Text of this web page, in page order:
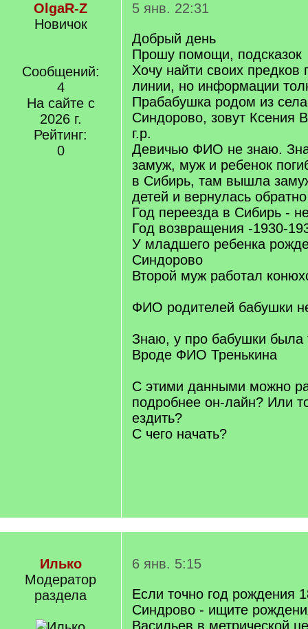
OlgaR-Z
Новичок
Сообщений:
4
На сайте с
2026 г.
Рейтинг:
0
5 янв. 22:31
Добрый день
Прошу помощи, подсказок
Хочу найти своих предков
линии, но информации
Прабабушка родом из
Синдорово, зовут Ксения
г.р.
Девичью ФИО не знаю.
замуж, муж и ребенок
в Сибирь, там вышла
детей и вернулась
Год переезда в Сибирь -
Год возвращения -1930-
У младшего ребенка
Синдорово
Второй муж работал
ФИО родителей бабушки
Знаю, у про бабушки была
Вроде ФИО Тренькина
С этими данными можно
подробнее он-лайн? Или
ездить?
С чего начать?
Илько
Модератор
раздела
6 янв. 5:15
Если точно год рождения
Синдрово - ищите
Васильев в метрической